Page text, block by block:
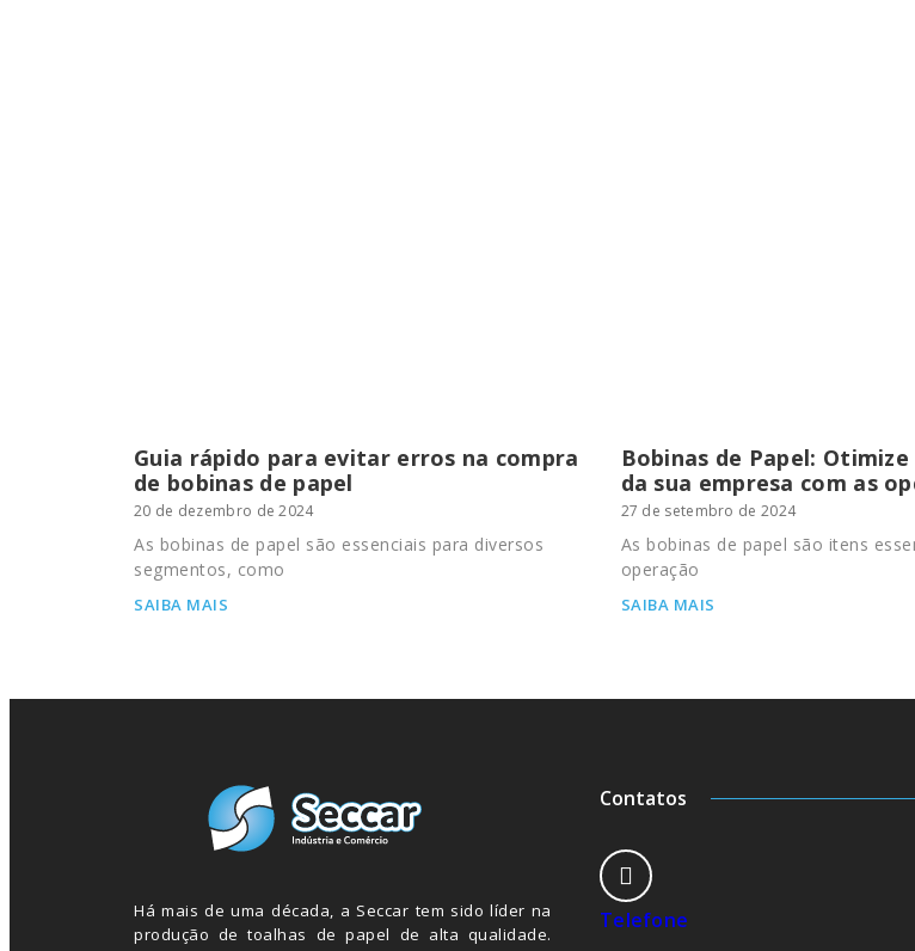
Guia rápido para evitar erros na compra
de bobinas de papel
20 de dezembro de 2024
As bobinas de papel são essenciais para diversos
segmentos, como
SAIBA MAIS
Bobinas de Papel:
da sua empresa com as
27 de setembro de 2024
As bobinas de papel são itens
operação
SAIBA MAIS
Há mais de uma década, a Seccar tem sido líder na
produção de toalhas de papel de alta qualidade.
Contatos
Telefone